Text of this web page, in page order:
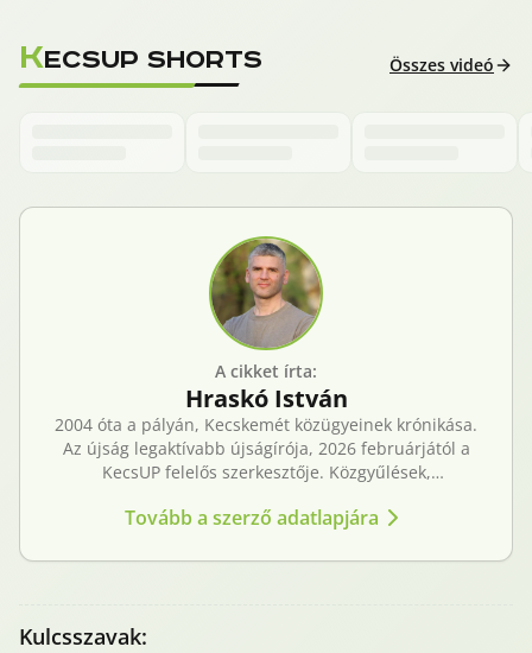
KECSUP SHORTS Összes videó
A cikket írta:
Hraskó István
2004 óta a pályán, Kecskemét közügyeinek krónikása.
Az újság legaktívabb újságírója, 2026 februárjától a
KecsUP felelős szerkesztője. Közgyűlések,
arca és a háttérben élők történetei egyszerre jelennek
Tovább a szerző adatlapjára
Kulcsszavak: